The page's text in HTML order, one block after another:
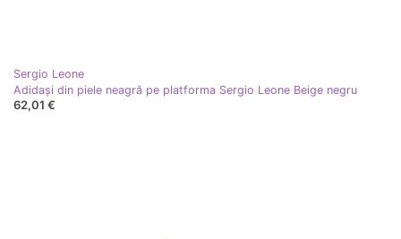
Sergio Leone
Adidași din piele neagră pe platforma Sergio Leone Beige negru
62,01 €